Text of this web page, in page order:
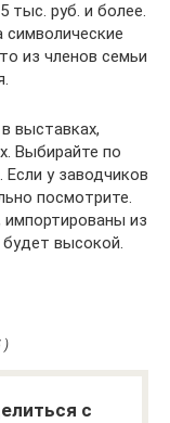
тыс. руб. и более.
из членов семьи
выставках,
Выбирайте по
у заводчиков
посмотрите.
из
высокой.
)
с